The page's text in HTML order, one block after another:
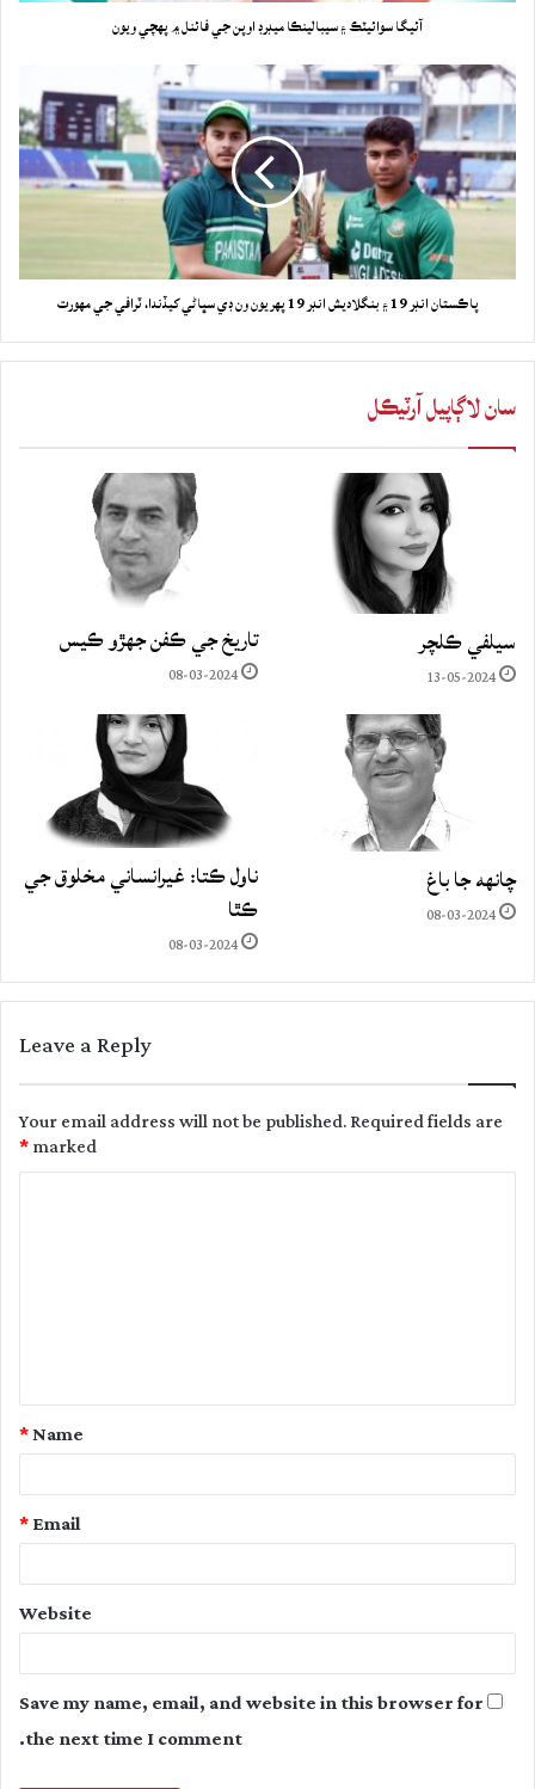
آئيگا سوائيٽڪ ۽ سيبالينڪا ميڊرڊ اوپن جي فائنل ۾ پهچي ويون
پاڪستان انڊر 19 ۽ بنگلاديش انڊر 19 پهريون ون ڊي سڀاڻي کيڏندا، ٽرافي جي مهورت
سان لاڳاپيل آرٽيڪل
سيلفي ڪلچر
13-05-2024
تاريخ جي ڪفن جھڙو ڪيس
08-03-2024
چانهه جا باغ
08-03-2024
ناول ڪتا: غيرانساني مخلوق جي
ڪٿا
08-03-2024
Leave a Reply
Your email address will not be published.Required fields are
marked
*
t
Name
*
Email
*
Website
Save my name, email, and website in this browser for
the next time I comment.